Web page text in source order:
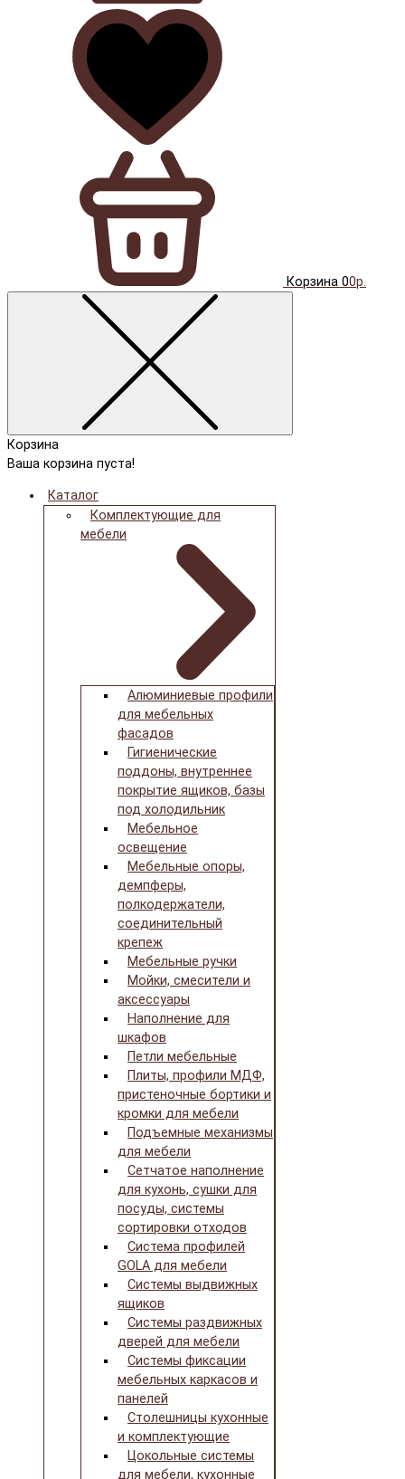
Корзина 00р.
Корзина
Ваша корзина пуста!
Каталог
Комплектующие для
мебели
Алюминиевые профили
для мебельных
фасадов
Гигиенические
поддоны, внутреннее
покрытие ящиков, базы
под холодильник
Мебельное
освещение
Мебельные опоры,
демпферы,
полкодержатели,
соединительный
крепеж
Мебельные ручки
Мойки, смесители и
аксессуары
Наполнение для
шкафов
Петли мебельные
Плиты, профили МДФ,
пристеночные бортики и
кромки для мебели
Подъемные механизмы
для мебели
Сетчатое наполнение
для кухонь, сушки для
посуды, системы
сортировки отходов
Система профилей
GOLA для мебели
Системы выдвижных
ящиков
Системы раздвижных
дверей для мебели
Системы фиксации
мебельных каркасов и
панелей
Столешницы кухонные
и комплектующие
Цокольные системы
для мебели, кухонные